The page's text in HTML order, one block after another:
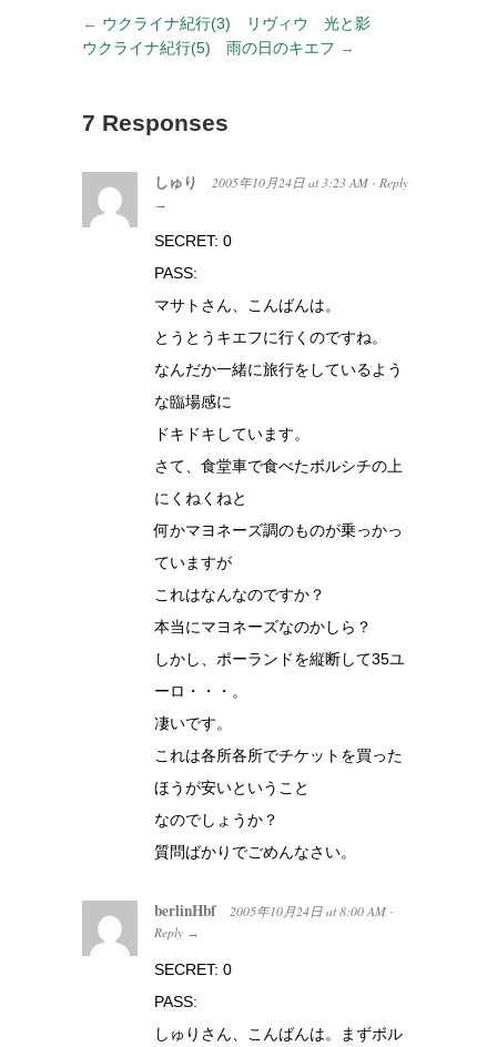
← ウクライナ紀行(3) リヴィウ 光と影
ウクライナ紀行(5) 雨の日のキエフ →
7 Responses
しゅり 2005年10月24日 at 3:23 AM · Reply
→
SECRET: 0
PASS:
マサトさん、こんばんは。
とうとうキエフに行くのですね。
なんだか一緒に旅行をしているよう
な臨場感に
ドキドキしています。
さて、食堂車で食べたボルシチの上
にくねくねと
何かマヨネーズ調のものが乗っかっ
ていますが
これはなんなのですか？
本当にマヨネーズなのかしら？
しかし、ポーランドを縦断して35ユ
ーロ・・・。
凄いです。
これは各所各所でチケットを買った
ほうが安いということ
なのでしょうか？
質問ばかりでごめんなさい。
berlinHbf 2005年10月24日 at 8:00 AM ·
Reply →
SECRET: 0
PASS:
しゅりさん、こんばんは。まずボル